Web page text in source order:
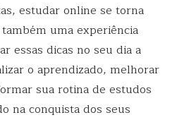
estudar online se torna
uma experiência
essas dicas no seu dia a
o aprendizado, melhorar
sua rotina de estudos
na conquista dos seus